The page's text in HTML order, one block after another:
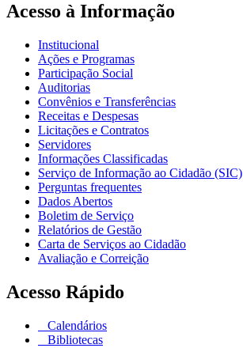
Acesso à Informação
Institucional
Ações e Programas
Participação Social
Auditorias
Convênios e Transferências
Receitas e Despesas
Licitações e Contratos
Servidores
Informações Classificadas
Serviço de Informação ao Cidadão (SIC)
Perguntas frequentes
Dados Abertos
Boletim de Serviço
Relatórios de Gestão
Carta de Serviços ao Cidadão
Avaliação e Correição
Acesso Rápido
Calendários
Bibliotecas